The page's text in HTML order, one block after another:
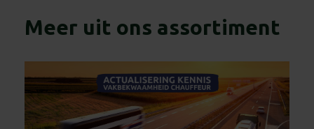
Meer uit ons assortiment